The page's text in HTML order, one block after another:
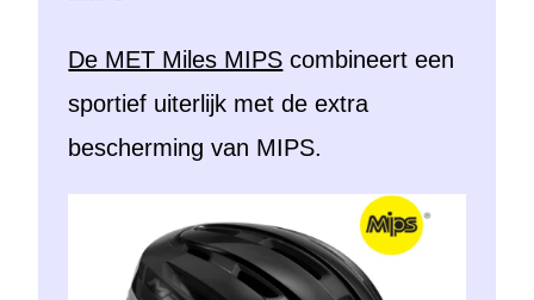
De MET Miles MIPS combineert een
sportief uiterlijk met de extra
bescherming van MIPS.